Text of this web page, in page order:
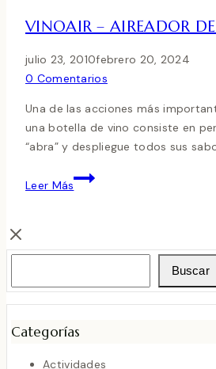
VINOAIR – AIREADOR
julio 23, 2010febrero 20, 2024
0 Comentarios
Una de las acciones más
una botella de vino consiste en
“abra” y despliegue todos sus
Leer Más
VINOAIR
–
VINO
Buscar
Categorías
Actividades